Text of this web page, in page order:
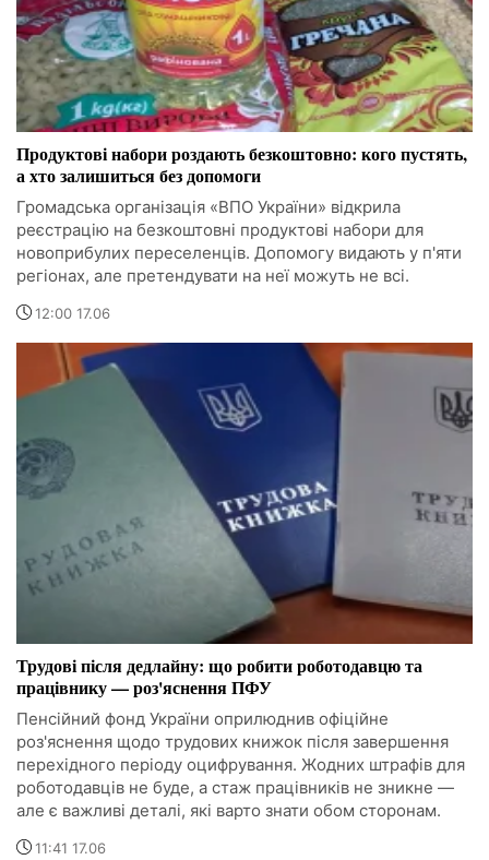
Продуктові набори роздають безкоштовно: кого пустять,
а хто залишиться без допомоги
Громадська організація «ВПО України» відкрила
реєстрацію на безкоштовні продуктові набори для
новоприбулих переселенців. Допомогу видають у п'яти
регіонах, але претендувати на неї можуть не всі.
12:00 17.06
Трудові після дедлайну: що робити роботодавцю та
працівнику — роз'яснення ПФУ
Пенсійний фонд України оприлюднив офіційне
роз'яснення щодо трудових книжок після завершення
перехідного періоду оцифрування. Жодних штрафів для
роботодавців не буде, а стаж працівників не зникне —
але є важливі деталі, які варто знати обом сторонам.
11:41 17.06